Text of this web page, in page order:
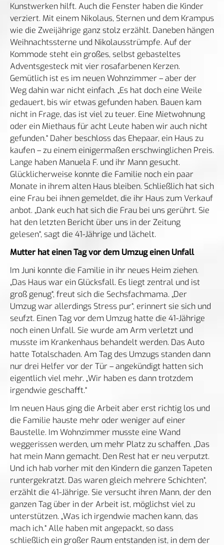
Kunstwerken hilft. Auch die Fenster haben die Kinder
verziert. Mit einem Nikolaus, Sternen und dem Krampus
wie die Zweijährige ganz stolz erzählt. Daneben hängen
Weihnachtssterne und Nikolausstrümpfe. Auf der
Kommode steht ein großes, selbst gebasteltes
Adventsgesteck mit vier rosafarbenen Kerzen.
Gemütlich ist es im neuen Wohnzimmer – aber der
Weg dahin war nicht einfach. „Es hat doch eine Weile
gedauert, bis wir etwas gefunden haben. Bauen kam
nicht in Frage, das ist viel zu teuer. Eine Mietwohnung
oder ein Miethaus für acht Leute haben wir auch nicht
gefunden.“ Daher beschloss das Ehepaar, ein Haus zu
kaufen – zu einem einigermaßen erschwinglichen Preis.
Lange haben Manuela F. und ihr Mann gesucht.
Glücklicherweise konnte die Familie noch ein paar
Monate in ihrem alten Haus bleiben. Schließlich hat sich
eine Frau bei ihnen gemeldet, die ihr Haus zum Verkauf
anbot. „Dank euch hat sich die Frau bei uns gerührt. Sie
hat den letzten Bericht über uns in der Zeitung
gelesen“, sagt die 41-Jährige und lächelt.
Mutter hat einen Tag vor dem Umzug einen Unfall
Im Juni konnte die Familie in ihr neues Heim ziehen.
„Das Haus war ein Glücksfall. Es liegt zentral und ist
groß genug“, freut sich die Sechsfachmama. „Der
Umzug war allerdings Stress pur“, erinnert sie sich und
seufzt. Einen Tag vor dem Umzug hatte die 41-Jährige
noch einen Unfall. Sie wurde am Arm verletzt und
musste im Krankenhaus behandelt werden. Das Auto
hatte Totalschaden. Am Tag des Umzugs standen dann
nur drei Helfer vor der Tür – angekündigt hatten sich
eigentlich viel mehr. „Wir haben es dann trotzdem
irgendwie geschafft.“
Im neuen Haus ging die Arbeit aber erst richtig los und
die Familie hauste mehr oder weniger auf einer
Baustelle. Im Wohnzimmer musste eine Wand
weggerissen werden, um mehr Platz zu schaffen. „Das
hat mein Mann gemacht. Den Rest hat er neu verputzt.
Und ich hab vorher mit den Kindern die ganzen Tapeten
runtergekratzt. Das waren gleich mehrere Schichten“,
erzählt die 41-Jährige. Sie versucht ihren Mann, der den
ganzen Tag über in der Arbeit ist, möglichst viel zu
unterstützen. „Was ich irgendwie machen kann, das
mach ich.“ Alle haben mit angepackt, so dass
schließlich ein großer Raum entstanden ist, in dem der